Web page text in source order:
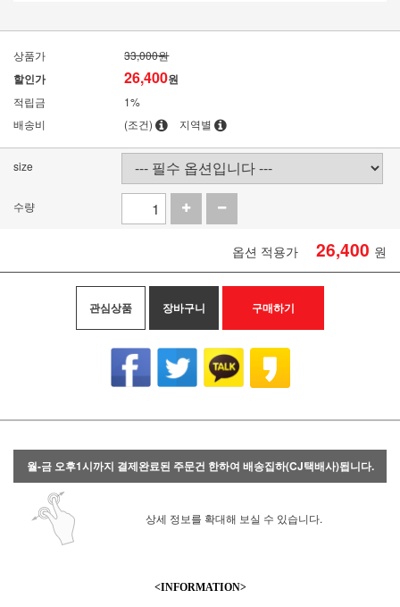
상품가 33,000원
할인가 26,400원
적립금
1%
배송비
(조건) 지역별
size
수량
옵션 적용가 26,400 원
관심상품 장바구니 구매하기
월-금 오후1시까지 결제완료된 주문건 한하여 배송집하(CJ택배사)됩니다.
상세 정보를 확대해 보실 수 있습니다.
<INFORMATION>